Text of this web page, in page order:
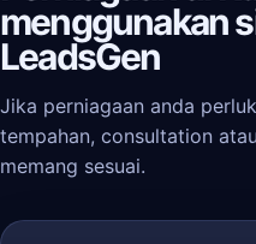
menggunakan
LeadsGen
Jika perniagaan anda
tempahan, consultation
memang sesuai.